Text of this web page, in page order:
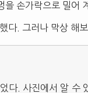
을 손가락으로 밀어
다. 그러나 막상 해
다. 사진에서 알 수